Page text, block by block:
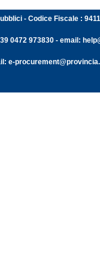
- Codice Fiscale :
0472 973830 - email:
e-